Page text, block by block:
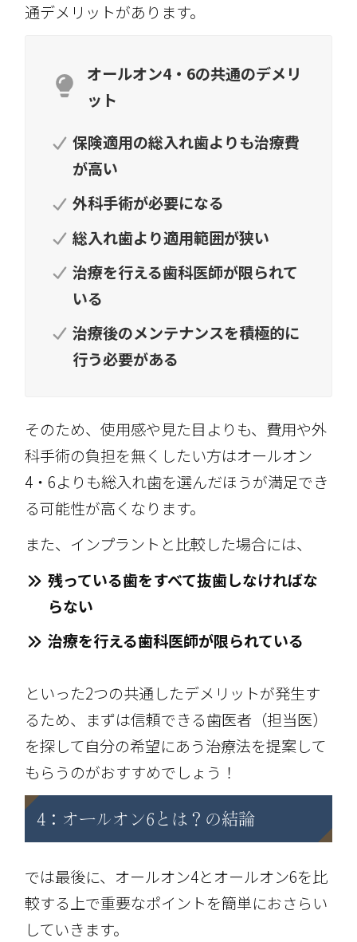
通デメリットがあります。
オールオン4・6の共通のデメリ
ット
保険適用の総入れ歯よりも治療費
が高い
外科手術が必要になる
総入れ歯より適用範囲が狭い
治療を行える歯科医師が限られて
いる
治療後のメンテナンスを積極的に
行う必要がある
そのため、使用感や見た目よりも、費用や外
科手術の負担を無くしたい方はオールオン
4・6よりも総入れ歯を選んだほうが満足でき
る可能性が高くなります。
また、インプラントと比較した場合には、
残っている歯をすべて抜歯しなければな
らない
治療を行える歯科医師が限られている
といった2つの共通したデメリットが発生す
るため、まずは信頼できる歯医者（担当医）
を探して自分の希望にあう治療法を提案して
もらうのがおすすめでしょう！
4：オールオン6とは？の結論
では最後に、オールオン4とオールオン6を比
較する上で重要なポイントを簡単におさらい
していきます。